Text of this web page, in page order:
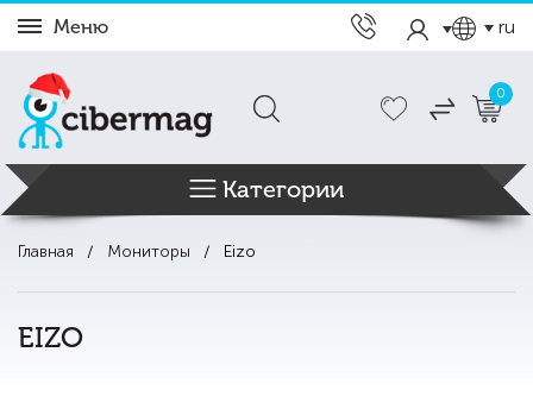
Меню ru
0
Категории
Главная Мониторы Eizo
EIZO